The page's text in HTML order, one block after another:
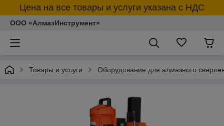
Цена на все товары и услуги указана с НДС
ООО «АлмазИнструмент»
Товары и услуги Оборудование для алмазного